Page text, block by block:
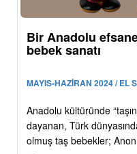
Bir Anadolu
bebek sanatı
MAYIS-HAZİRAN 2024 / EL
Anadolu kültüründe
dayanan, Türk
olmuş taş bebekler;